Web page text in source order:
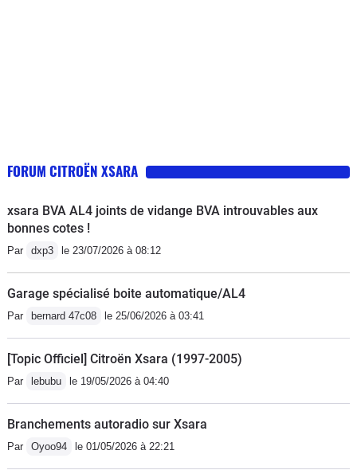
FORUM CITROËN XSARA
xsara BVA AL4 joints de vidange BVA introuvables aux
bonnes cotes !
Par dxp3 le 23/07/2026 à 08:12
Garage spécialisé boite automatique/AL4
Par bernard 47c08 le 25/06/2026 à 03:41
[Topic Officiel] Citroën Xsara (1997-2005)
Par lebubu le 19/05/2026 à 04:40
Branchements autoradio sur Xsara
Par Oyoo94 le 01/05/2026 à 22:21